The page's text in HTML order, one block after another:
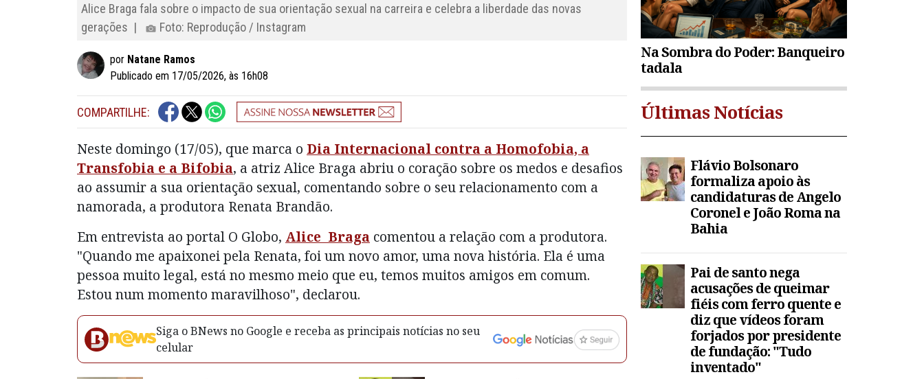
Alice Braga fala sobre o impacto de sua orientação sexual na carreira e celebra a liberdade das novas
gerações |
Foto: Reprodução / Instagram
por Natane Ramos
Publicado em 17/05/2026, às 16h08
COMPARTILHE:
Neste domingo (17/05), que marca o Dia Internacional contra a Homofobia, a
Transfobia e a Bifobia, a atriz Alice Braga abriu o coração sobre os medos e desafios
ao assumir a sua orientação sexual, comentando sobre o seu relacionamento com a
namorada, a produtora Renata Brandão.
Em entrevista ao portal O Globo, Alice Braga comentou a relação com a produtora.
"Quando me apaixonei pela Renata, foi um novo amor, uma nova história. Ela é uma
pessoa muito legal, está no mesmo meio que eu, temos muitos amigos em comum.
Estou num momento maravilhoso", declarou.
Siga o BNews no Google e receba as principais notícias no seu
celular
Na Sombra do Poder: Banqueiro
tadala
Últimas Notícias
Flávio Bolsonaro
formaliza apoio às
candidaturas de Angelo
Coronel e João Roma na
Bahia
Pai de santo nega
acusações de queimar
fiéis com ferro quente e
diz que vídeos foram
forjados por presidente
de fundação: "Tudo
inventado"